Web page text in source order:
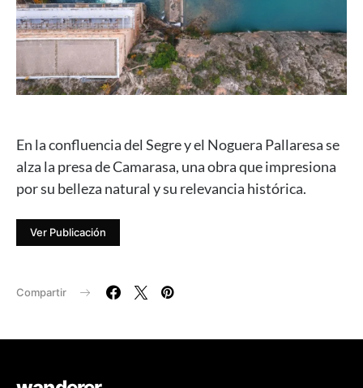
En la confluencia del Segre y el Noguera Pallaresa se
alza la presa de Camarasa, una obra que impresiona
por su belleza natural y su relevancia histórica.
Ver Publicación
Compartir